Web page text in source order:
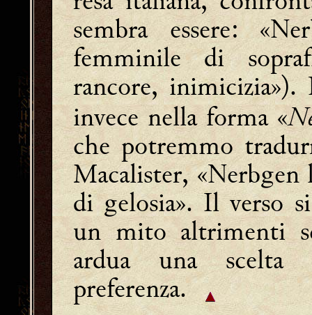
sembra essere:
femminile di
rancore,
invece nella forma «
che potremmo
Macalister,
di gelosia». Il verso
un mito altrimenti
ardua una scelta
preferenza.